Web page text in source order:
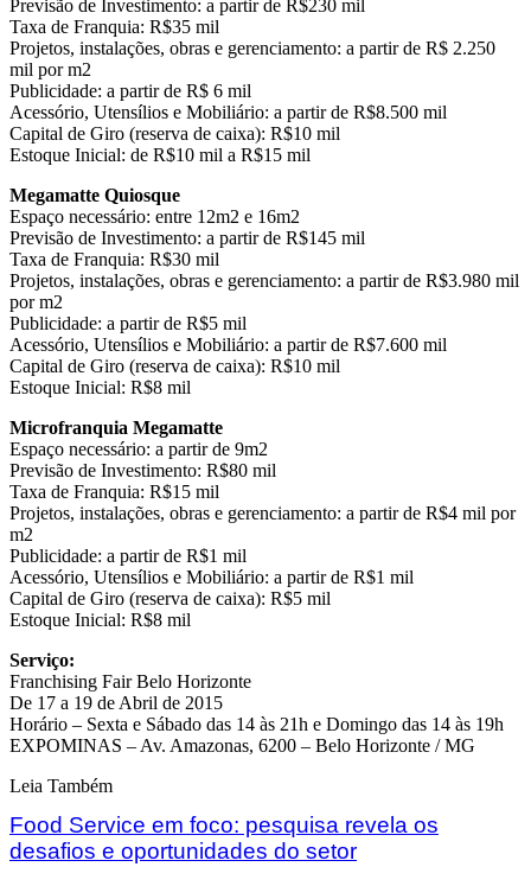
Previsão de Investimento: a partir de R$230 mil
Taxa de Franquia: R$35 mil
Projetos, instalações, obras e gerenciamento: a partir de R$ 2.250
mil por m2
Publicidade: a partir de R$ 6 mil
Acessório, Utensílios e Mobiliário: a partir de R$8.500 mil
Capital de Giro (reserva de caixa): R$10 mil
Estoque Inicial: de R$10 mil a R$15 mil
Megamatte Quiosque
Espaço necessário: entre 12m2 e 16m2
Previsão de Investimento: a partir de R$145 mil
Taxa de Franquia: R$30 mil
Projetos, instalações, obras e gerenciamento: a partir de R$3.980 mil
por m2
Publicidade: a partir de R$5 mil
Acessório, Utensílios e Mobiliário: a partir de R$7.600 mil
Capital de Giro (reserva de caixa): R$10 mil
Estoque Inicial: R$8 mil
Microfranquia Megamatte
Espaço necessário: a partir de 9m2
Previsão de Investimento: R$80 mil
Taxa de Franquia: R$15 mil
Projetos, instalações, obras e gerenciamento: a partir de R$4 mil por
m2
Publicidade: a partir de R$1 mil
Acessório, Utensílios e Mobiliário: a partir de R$1 mil
Capital de Giro (reserva de caixa): R$5 mil
Estoque Inicial: R$8 mil
Serviço:
Franchising Fair Belo Horizonte
De 17 a 19 de Abril de 2015
Horário – Sexta e Sábado das 14 às 21h e Domingo das 14 às 19h
EXPOMINAS – Av. Amazonas, 6200 – Belo Horizonte / MG
Leia Também
Food Service em foco: pesquisa revela os
desafios e oportunidades do setor